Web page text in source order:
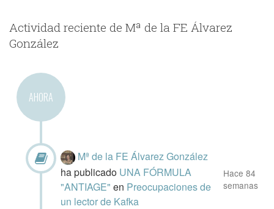
Actividad reciente de Mª de la FE Álvarez
González
AHORA
Mª de la FE Álvarez González
ha publicado UNA FÓRMULA
"ANTIAGE"en Preocupaciones de
un lector de Kafka
Hace 84
semanas